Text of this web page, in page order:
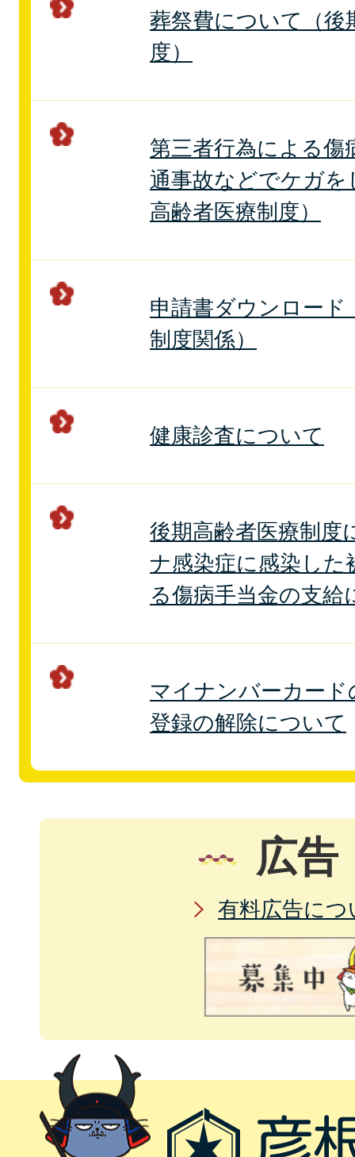
葬祭費について（後
度）
第三者行為による傷
通事故などでケガ
高齢者医療制度）
申請書ダウンロード
制度関係）
健康診査について
後期高齢者医療制度
ナ感染症に感染した
る傷病手当金の支給
マイナンバーカー
登録の解除について
広告
有料広告につ